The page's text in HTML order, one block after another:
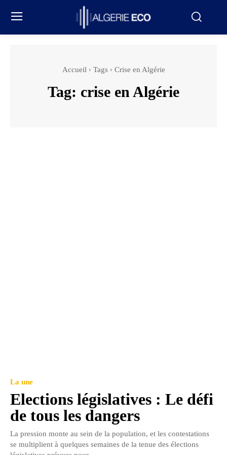
Accueil Tags Crise en Algérie
Tag: crise en Algérie
La une
Elections législatives : Le défi
de tous les dangers
La pression monte au sein de la population, et les contestations
se multiplient à quelques semaines de la tenue des élections